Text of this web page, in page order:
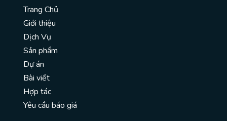
Trang Chủ
Giới thiệu
Dịch Vụ
Sản phẩm
Dự án
Bài viết
Hợp tác
Yêu cầu báo giá